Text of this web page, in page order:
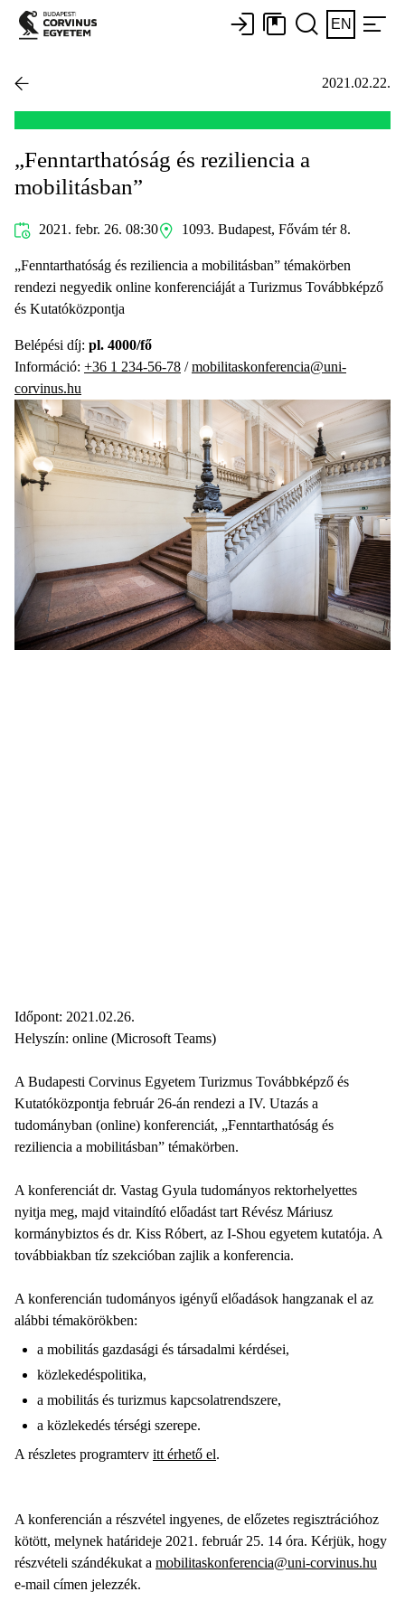
EN
2021.02.22.
„Fenntarthatóság és reziliencia a
mobilitásban”
2021. febr. 26. 08:30 1093. Budapest, Fővám tér 8.
„Fenntarthatóság és reziliencia a mobilitásban” témakörben
rendezi negyedik online konferenciáját a Turizmus Továbbképző
és Kutatóközpontja
Belépési díj: pl. 4000/fő
Információ: +36 1 234-56-78 /mobilitaskonferencia@uni-
corvinus.hu
Időpont: 2021.02.26.
Helyszín: online (Microsoft Teams)
A Budapesti Corvinus Egyetem Turizmus Továbbképző és
Kutatóközpontja február 26-án rendezi a IV. Utazás a
tudományban (online) konferenciát, „Fenntarthatóság és
reziliencia a mobilitásban” témakörben.
A konferenciát dr. Vastag Gyula tudományos rektorhelyettes
nyitja meg, majd vitaindító előadást tart Révész Máriusz
kormánybiztos és dr. Kiss Róbert, az I-Shou egyetem kutatója. A
továbbiakban tíz szekcióban zajlik a konferencia.
A konferencián tudományos igényű előadások hangzanak el az
alábbi témakörökben:
a mobilitás gazdasági és társadalmi kérdései,
közlekedéspolitika,
a mobilitás és turizmus kapcsolatrendszere,
a közlekedés térségi szerepe.
A részletes programterv itt érhető el.
A konferencián a részvétel ingyenes, de előzetes regisztrációhoz
kötött, melynek határideje 2021. február 25. 14 óra. Kérjük, hogy
részvételi szándékukat a mobilitaskonferencia@uni-corvinus.hu
e-mail címen jelezzék.